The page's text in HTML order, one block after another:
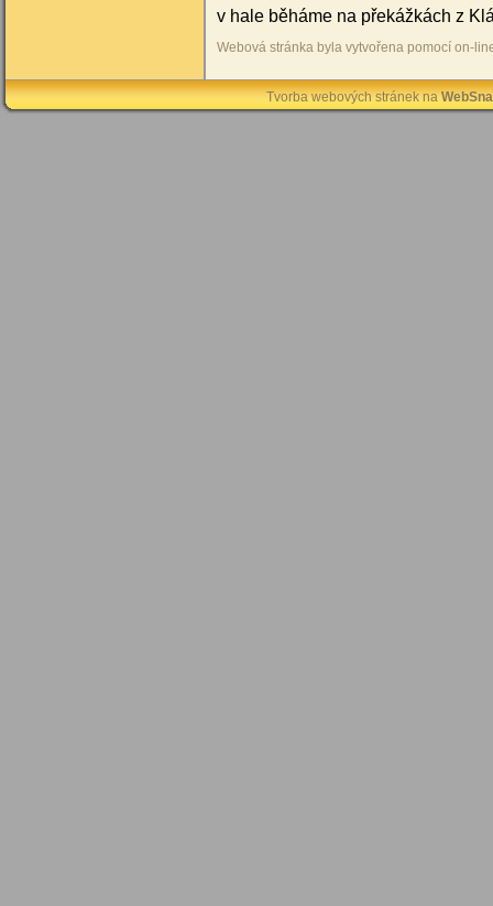
v hale běháme na překážkách z
Webová stránka byla vytvořena pomocí on-
Tvorba webových stránek na